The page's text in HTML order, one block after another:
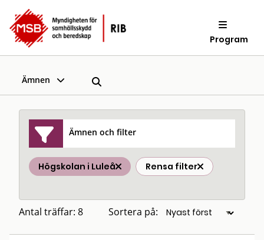
Program
Ämnen
Ämnen och filter
Högskolan i Luleå Rensa filter
Antal träffar: 8 Sortera på: